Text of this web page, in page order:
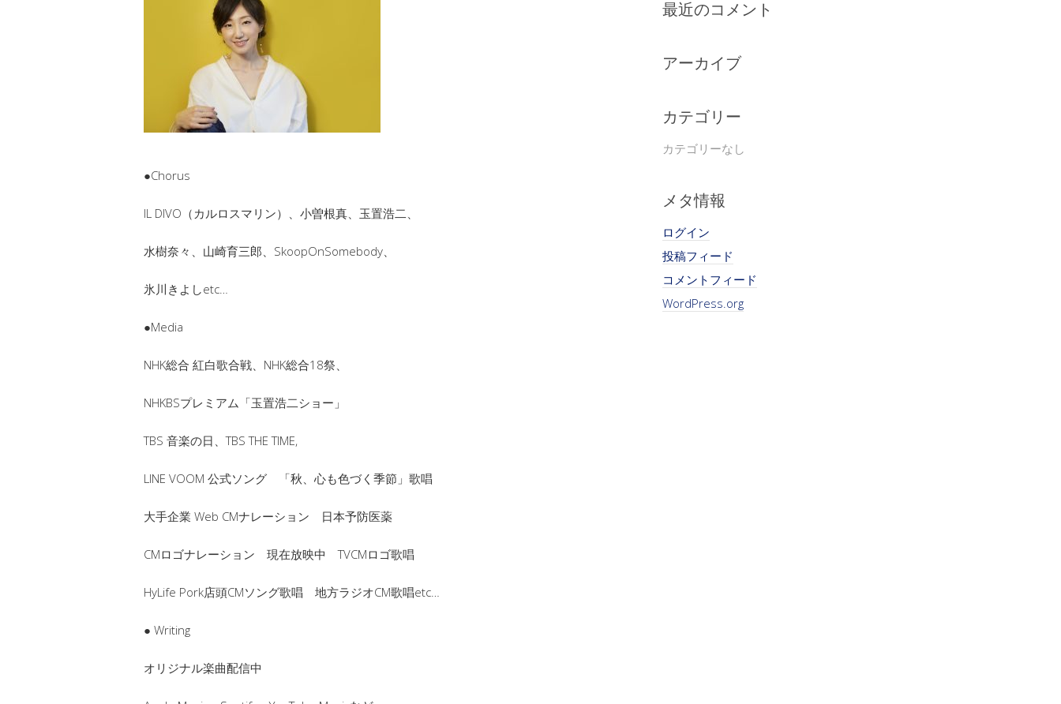
●Chorus
IL DIVO（カルロスマリン）、小曽根真、玉置浩二、
水樹奈々、山崎育三郎、SkoopOnSomebody、
氷川きよしetc…
●Media
NHK総合 紅白歌合戦、NHK総合18祭、
NHKBSプレミアム「玉置浩二ショー」
TBS 音楽の日、TBS THE TIME,
LINE VOOM 公式ソング 「秋、心も色づく季節」歌唱
大手企業 Web CMナレーション 日本予防医薬
CMロゴナレーション 現在放映中 TVCMロゴ歌唱
HyLife Pork店頭CMソング歌唱 地方ラジオCM歌唱etc…
● Writing
オリジナル楽曲配信中
最近のコメント
アーカイブ
カテゴリー
カテゴリーなし
メタ情報
ログイン
投稿フィード
コメントフィード
WordPress.org